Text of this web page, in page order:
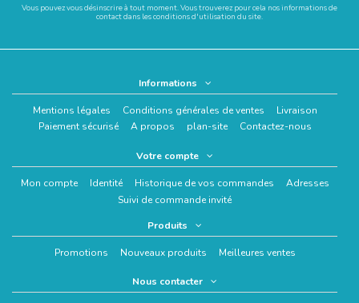
Vous pouvez vous désinscrire à tout moment. Vous trouverez pour cela nos informations de
contact dans les conditions d'utilisation du site.
Informations
Mentions légales Conditions générales de ventes
Livraison
Paiement sécurisé
A propos plan-site Contactez-nous
Votre compte
Mon compte Identité Historique de vos commandes
Adresses
Suivi de commande invité
Produits
Promotions Nouveaux produits Meilleures ventes
Nous contacter